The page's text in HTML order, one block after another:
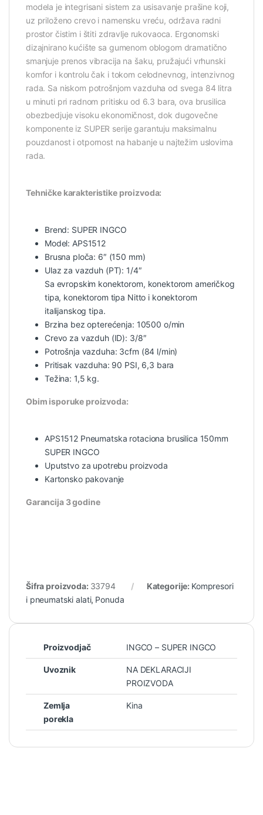
modela je integrisani sistem za usisavanje prašine koji,
uz priloženo crevo i namensku vreću, održava radni
prostor čistim i štiti zdravlje rukovaoca. Ergonomski
dizajnirano kućište sa gumenom oblogom dramatično
smanjuje prenos vibracija na šaku, pružajući vrhunski
komfor i kontrolu čak i tokom celodnevnog, intenzivnog
rada. Sa niskom potrošnjom vazduha od svega 84 litra
u minuti pri radnom pritisku od 6.3 bara, ova brusilica
obezbedjuje visoku ekonomičnost, dok dugovečne
komponente iz SUPER serije garantuju maksimalnu
pouzdanost i otpornost na habanje u najtežim uslovima
rada.
Tehničke karakteristike proizvoda:
Brend: SUPER INGCO
Model: APS1512
Brusna ploča: 6″ (150 mm)
Ulaz za vazduh (PT): 1/4″
Sa evropskim konektorom, konektorom američkog
tipa, konektorom tipa Nitto i konektorom
italijanskog tipa.
Brzina bez opterećenja: 10500 o/min
Crevo za vazduh (ID): 3/8″
Potrošnja vazduha: 3cfm (84 l/min)
Pritisak vazduha: 90 PSI, 6,3 bara
Težina: 1,5 kg.
Obim isporuke proizvoda:
APS1512 Pneumatska rotaciona brusilica 150mm
SUPER INGCO
Uputstvo za upotrebu proizvoda
Kartonsko pakovanje
Garancija 3 godine
Šifra proizvoda: 33794 Kategorije: Kompresori
i pneumatski alati, Ponuda
Proizvodjač INGCO – SUPER INGCO
Uvoznik
NA DEKLARACIJI
PROIZVODA
Zemlja
porekla
Kina